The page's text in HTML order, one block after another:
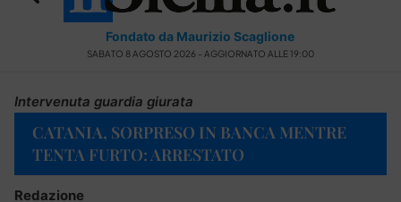
Fondato da Maurizio Scaglione
SABATO 8 AGOSTO 2026 - AGGIORNATO ALLE 19:00
Intervenuta guardia giurata
CATANIA, SORPRESO IN BANCA MENTRE
TENTA FURTO: ARRESTATO
Redazione